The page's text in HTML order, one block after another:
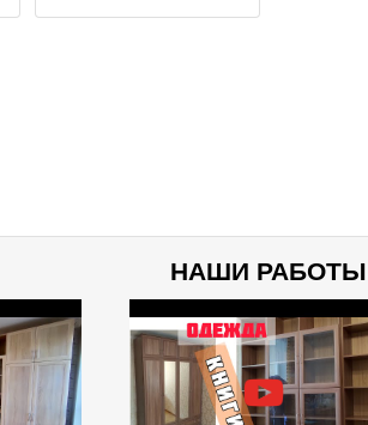
НАШИ РАБОТЫ